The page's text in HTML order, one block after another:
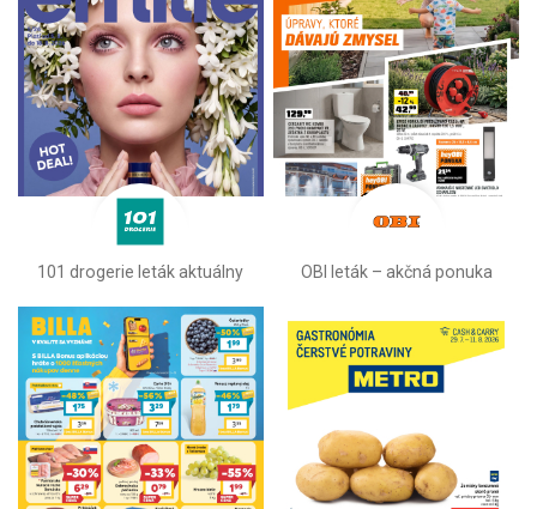
101 drogerie leták aktuálny OBI leták –⁠ akčná ponuka